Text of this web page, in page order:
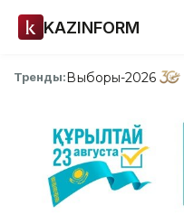
KAZINFORM
Тренды:Выборы-2026